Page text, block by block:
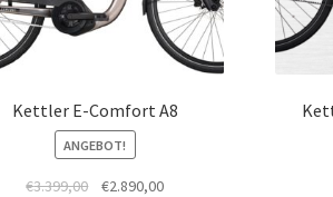
Kettler E-Comfort A8
ANGEBOT!
€3.399,00 €2.890,00